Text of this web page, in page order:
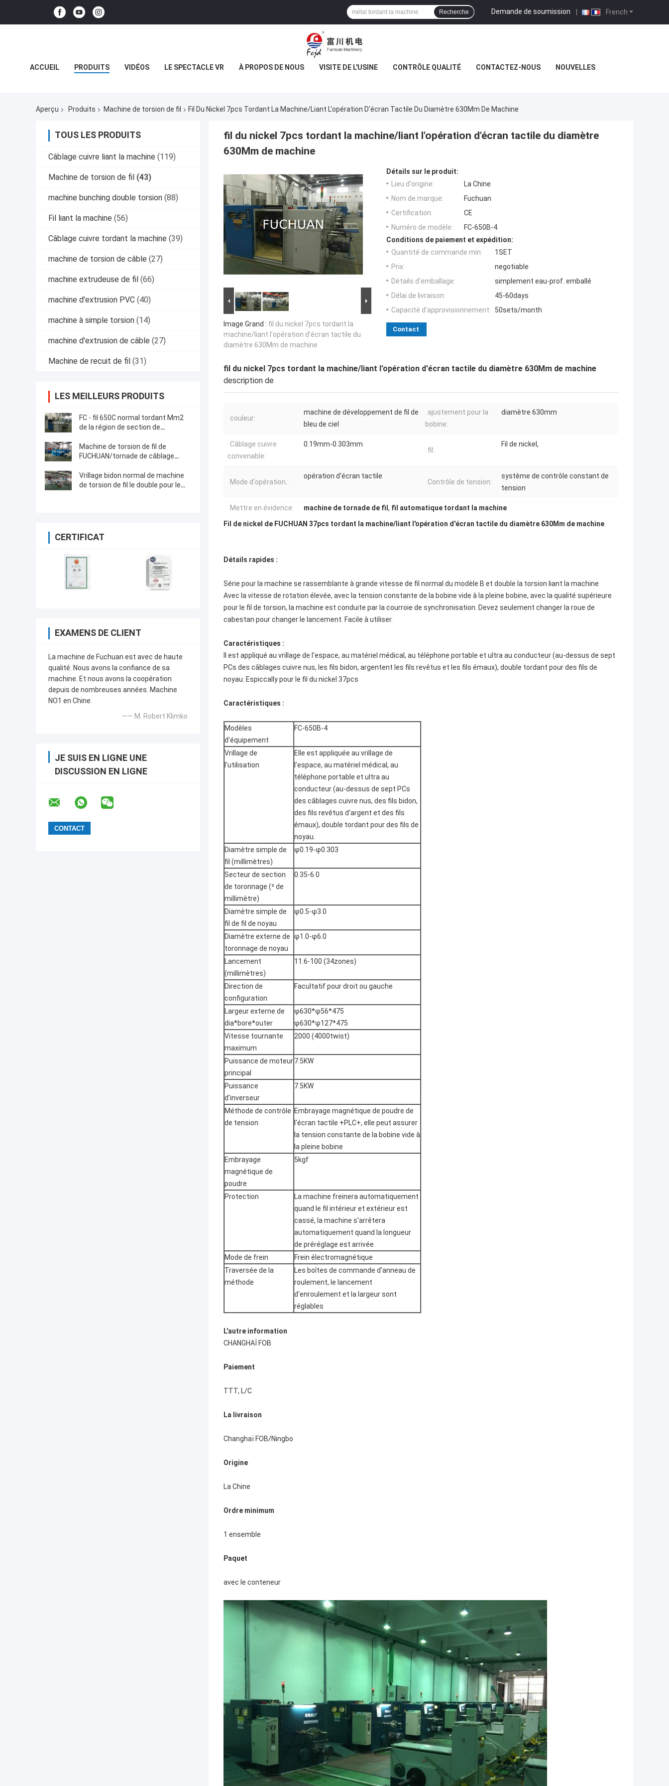
French
Demande de soumission |
Recherche
ACCUEIL PRODUITS VIDÉOS LE SPECTACLE VR À PROPOS DE NOUS VISITE DE L'USINE CONTRÔLE QUALITÉ CONTACTEZ-NOUS NOUVELLES
Aperçu Produits Machine de torsion de fil Fil Du Nickel 7pcs Tordant La Machine/liant L'opération D'écran Tactile Du Diamètre 630Mm De Machine
TOUS LES PRODUITS
Câblage cuivre liant la machine (119)
Machine de torsion de fil (43)
machine bunching double torsion (88)
Fil liant la machine (56)
Câblage cuivre tordant la machine (39)
machine de torsion de câble (27)
machine extrudeuse de fil (66)
machine d'extrusion PVC (40)
machine à simple torsion (14)
machine d'extrusion de câble (27)
Machine de recuit de fil (31)
LES MEILLEURS PRODUITS
FC - fil 650C normal tordant Mm2
de la région de section de
Machine de torsion de fil de
FUCHUAN/tornade de câblage
militaire de carrière 1+6+12
Vrillage bidon normal de machine
de torsion de fil le double pour le
CERTIFICAT
EXAMENS DE CLIENT
La machine de Fuchuan est avec de haute
qualité. Nous avons la confiance de sa
machine. Et nous avons la coopération
depuis de nombreuses années. Machine
NO1 en Chine.
—— M. Robert Klimko
JE SUIS EN LIGNE UNE
DISCUSSION EN LIGNE
fil du nickel 7pcs tordant la machine/liant l'opération d'écran tactile du diamètre
630Mm de machine
Image Grand : fil du nickel 7pcs tordant la
machine/liant l'opération d'écran tactile du
diamètre 630Mm de machine
Détails sur le produit:
Lieu d'origine:
La Chine
Nom de marque:
Fuchuan
Certification:
CE
Numéro de modèle:
FC-650B-4
Conditions de paiement et expédition:
Quantité de commande min:
1SET
Prix:
negotiable
Détails d'emballage:
simplement eau-prof. emballé
Délai de livraison:
45-60days
Capacité d'approvisionnement:
50sets/month
Contact
fil du nickel 7pcs tordant la machine/liant l'opération d'écran tactile du diamètre 630Mm de machine
description de
couleur:
machine de développement de fil de
bleu de ciel
ajustement pour la
bobine:
diamètre 630mm
Câblage cuivre
convenable:
0.19mm-0.303mm
fil:
Fil de nickel,
Mode d'opération.:
opération d'écran tactile
Contrôle de tension:
système de contrôle constant de
tension
Mettre en évidence: machine de tornade de fil , fil automatique tordant la machine
Fil de nickel de FUCHUAN 37pcs tordant la machine/liant l'opération d'écran tactile du diamètre 630Mm de machine
Détails rapides :
Série pour la machine se rassemblante à grande vitesse de fil normal du modèle B et double la torsion liant la machine
Avec la vitesse de rotation élevée, avec la tension constante de la bobine vide à la pleine bobine, avec la qualité supérieure
pour le fil de torsion, la machine est conduite par la courroie de synchronisation. Devez seulement changer la roue de
cabestan pour changer le lancement. Facile à utiliser.
Caractéristiques :
Il est appliqué au vrillage de l'espace, au matériel médical, au téléphone portable et ultra au conducteur (au-dessus de sept
PCs des câblages cuivre nus, les fils bidon, argentent les fils revêtus et les fils émaux), double tordant pour des fils de
noyau. Espiccally pour le fil du nickel 37pcs
Caractéristiques :
Modèles
d'équipement
FC-650B-4
Vrillage de
l'utilisation
Elle est appliquée au vrillage de
l'espace, au matériel médical, au
téléphone portable et ultra au
conducteur (au-dessus de sept PCs
des câblages cuivre nus, des fils bidon,
des fils revêtus d'argent et des fils
émaux), double tordant pour des fils de
noyau.
Diamètre simple de
fil (millimètres)
φ0.19-φ0.303
Secteur de section
de toronnage (² de
millimètre)
0.35-6.0
Diamètre simple de
fil de fil de noyau
φ0.5-φ3.0
Diamètre externe de
toronnage de noyau
φ1.0-φ6.0
Lancement
(millimètres)
11.6-100 (34zones)
Direction de
configuration
Facultatif pour droit ou gauche
Largeur externe de
dia*bore*outer
φ630*φ56*475
φ630*φ127*475
Vitesse tournante
maximum
2000 (4000twist)
Puissance de moteur
principal
7.5KW
Puissance
d'inverseur
7.5KW
Méthode de contrôle
de tension
Embrayage magnétique de poudre de
l'écran tactile +PLC+, elle peut assurer
la tension constante de la bobine vide à
la pleine bobine
Embrayage
magnétique de
poudre
5kgf
Protection
La machine freinera automatiquement
quand le fil intérieur et extérieur est
cassé, la machine s'arrêtera
automatiquement quand la longueur
de préréglage est arrivée.
Mode de frein
Frein électromagnétique
Traversée de la
méthode
Les boîtes de commande d'anneau de
roulement, le lancement
d'enroulement et la largeur sont
réglables
L'autre information
CHANGHAÏ FOB
Paiement
TTT, L/C
La livraison
Changhaï FOB/Ningbo
Origine
La Chine
Ordre minimum
1 ensemble
Paquet
avec le conteneur